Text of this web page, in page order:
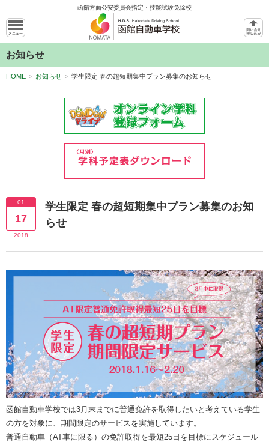
函館方面公安委員会指定・技能試験免除校
お知らせ
HOME > お知らせ > 学生限定 春の超短期集中プラン募集のお知らせ
01
17
2018
学生限定 春の超短期集中プラン募集のお知
らせ
函館自動車学校では3月末までに普通免許を取得したいと考えている学生
の方を対象に、期間限定のサービスを実施しています。
普通自動車（AT車に限る）の免許取得を最短25日を目標にスケジュール